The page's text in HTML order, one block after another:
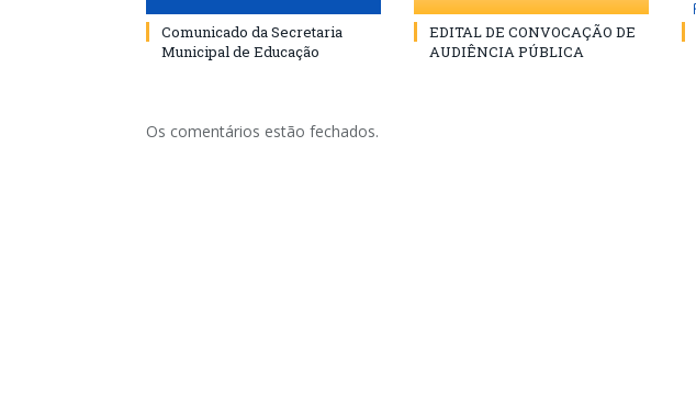
Comunicado da Secretaria
Municipal de Educação
EDITAL DE CONVOCAÇÃO DE
AUDIÊNCIA PÚBLICA
Os comentários estão fechados.